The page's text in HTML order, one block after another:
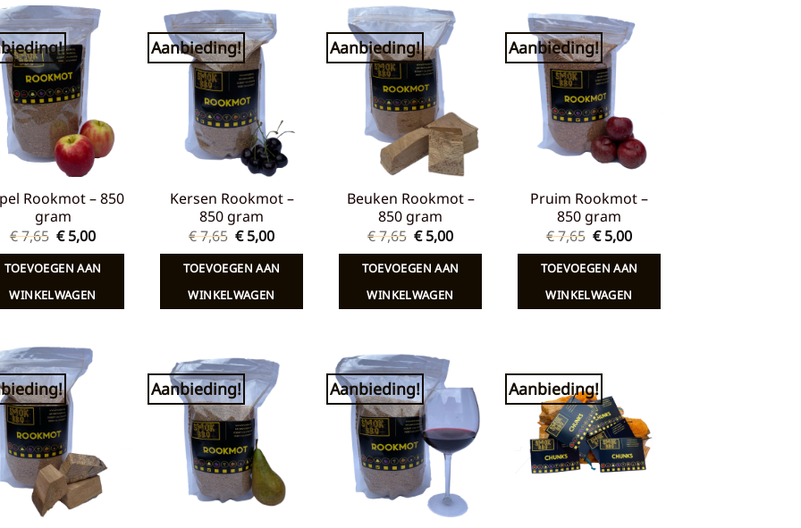
Toevoegen
aan
verlanglijst
Rookmot – 850
gram
€7,65 Oorspronkelijke
prijs
was:
€ 7,65.
€5,00Huidige
is:
€ 5,00.
TOEVOEGEN AAN
WINKELWAGEN
Aanbieding!
Toevoegen
aan
verlanglijst
Kersen Rookmot –
850 gram
€7,65 Oorspronkelijke
prijs
was:
€ 7,65.
€5,00Huidige
is:
€ 5,00.
TOEVOEGEN AAN
WINKELWAGEN
Aanbieding!
Toevoegen
aan
verlanglijst
Beuken Rookmot –
850 gram
€7,65 Oorspronkelijke
prijs
was:
€ 7,65.
€5,00Huidige
is:
€ 5,00.
TOEVOEGEN AAN
WINKELWAGEN
Aanbieding!
Toevoegen
verlanglijst
Pruim Rookmot –
850 gram
€7,65 Oorspronkelijke
prijs
was:
€ 7,65.
€5,00Huidige
is:
€ 5,00.
TOEVOEGEN AAN
WINKELWAGEN
Toevoegen
verlanglijst
Aanbieding!
Toevoegen
verlanglijst
Aanbieding!
Toevoegen
verlanglijst
Aanbieding!
Toevoegen
aan
verlanglijst